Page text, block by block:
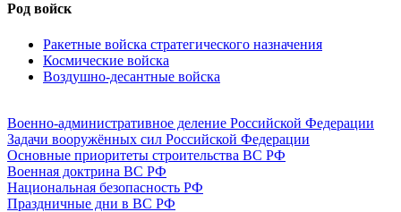
Род войск
Ракетные войска стратегического назначения
Космические войска
Воздушно-десантные войска
Военно-административное деление Российской Федерации
Задачи вооружённых сил Российской Федерации
Основные приоритеты строительства ВС РФ
Военная доктрина ВС РФ
Национальная безопасность РФ
Праздничные дни в ВС РФ